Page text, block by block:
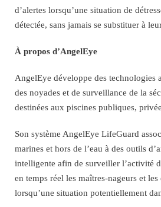
d’alertes lorsqu’une situation de
détectée, sans jamais se substituer à
À propos d’AngelEye
AngelEye développe des technologies
des noyades et de surveillance de la
destinées aux piscines publiques,
Son système AngelEye LifeGuard
marines et hors de l’eau à des outils
intelligente afin de surveiller l’activité
en temps réel les maîtres-nageurs et
lorsqu’une situation potentiellement